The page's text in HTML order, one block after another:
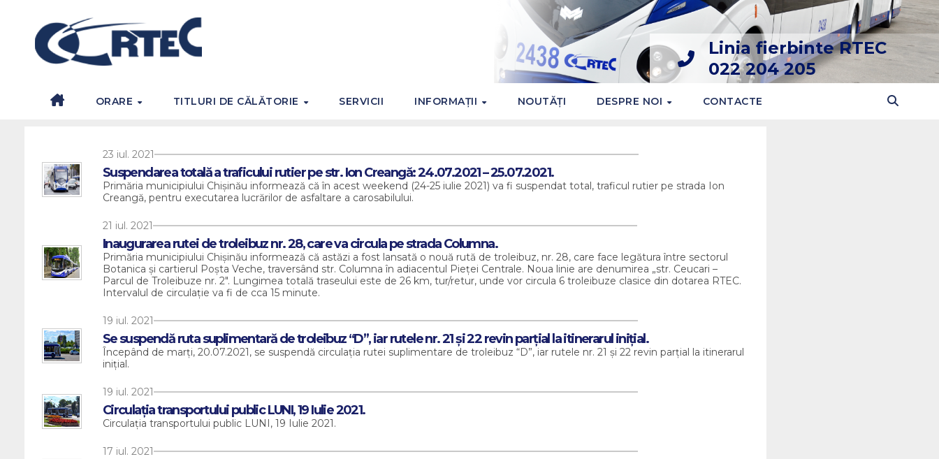
content
Linia fierbinte RTEC
022 204 205
ORARE TITLURI DE CĂLĂTORIE SERVICII INFORMAȚII NOUTĂȚI DESPRE NOI CONTACTE
23 iul. 2021
Suspendarea totală a traficului rutier pe str. Ion Creangă: 24.07.2021 – 25.07.2021.
Primăria municipiului Chișinău informează că în acest weekend (24-25 iulie 2021) va fi suspendat total, traficul rutier pe strada Ion
Creangă, pentru executarea lucrărilor de asfaltare a carosabilului.
21 iul. 2021
Inaugurarea rutei de troleibuz nr. 28, care va circula pe strada Columna.
Primăria municipiului Chișinău informează că astăzi a fost lansată o nouă rută de troleibuz, nr. 28, care face legătura între sectorul
Botanica și cartierul Poșta Veche, traversând str. Columna în adiacentul Pieței Centrale. Noua linie are denumirea „str. Ceucari –
Parcul de Troleibuze nr. 2″. Lungimea totală traseului este de 26 km, tur/retur, unde vor circula 6 troleibuze clasice din dotarea RTEC.
Intervalul de circulație va fi de cca 15 minute.
19 iul. 2021
Se suspendă ruta suplimentară de troleibuz “D”, iar rutele nr. 21 și 22 revin parțial la itinerarul inițial.
Începând de marți, 20.07.2021, se suspendă circulația rutei suplimentare de troleibuz “D”, iar rutele nr. 21 și 22 revin parțial la itinerarul
inițial.
19 iul. 2021
Circulația transportului public LUNI, 19 Iulie 2021.
Circulația transportului public LUNI, 19 Iulie 2021.
17 iul. 2021